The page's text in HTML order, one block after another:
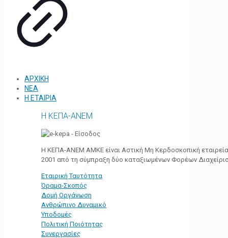
ΑΡΧΙΚΗ
ΝΕΑ
Η ΕΤΑΙΡΙΑ
Η ΚΕΠΑ-ΑΝΕΜ
Η ΚΕΠΑ-ΑΝΕΜ ΑΜΚΕ είναι Αστική Μη Κερδοσκοπική
2001 από τη σύμπραξη δύο καταξιωμένων Φορέων
Εταιρική Ταυτότητα
Όραμα-Σκοπός
Δομή Οργάνωση
Ανθρώπινο Δυναμικό
Υποδομές
Πολιτική Ποιότητας
Συνεργασίες